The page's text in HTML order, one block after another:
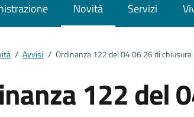
Novità Servizi
/ Avvisi / Ordinanza 122 del 04 06 26 di
122 del